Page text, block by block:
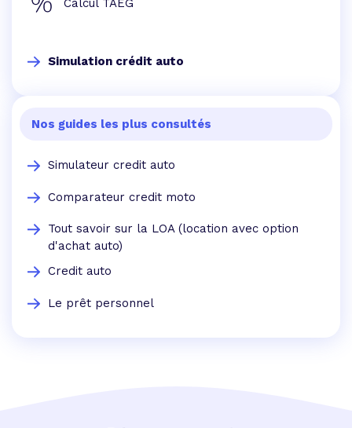
Calcul TAEG
Simulation crédit auto
Nos guides les plus consultés
Simulateur credit auto
Comparateur credit moto
Tout savoir sur la LOA (location avec option
d'achat auto)
Credit auto
Le prêt personnel